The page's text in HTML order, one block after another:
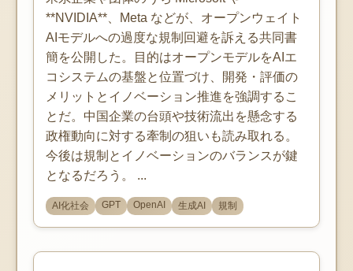
**NVIDIA**、Meta などが、オープンウェイト
AIモデルへの過度な規制回避を訴える共同書
簡を公開した。目的はオープンモデルをAIエ
コシステムの基盤と位置づけ、開発・評価の
メリットとイノベーション推進を強調するこ
とだ。中国企業の台頭や技術流出を懸念する
政権動向に対する牽制の狙いも読み取れる。
今後は規制とイノベーションのバランスが鍵
となるだろう。 ...
AI化社会 GPT OpenAI 生成AI 規制